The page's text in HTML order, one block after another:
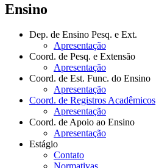
Ensino
Dep. de Ensino Pesq. e Ext.
Apresentação
Coord. de Pesq. e Extensão
Apresentação
Coord. de Est. Func. do Ensino
Apresentação
Coord. de Registros Acadêmicos
Apresentação
Coord. de Apoio ao Ensino
Apresentação
Estágio
Contato